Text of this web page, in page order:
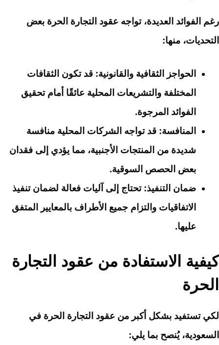
رغم الفوائد العديدة، تواجه عقود التجارة الحرة بعض
التحديات، منها:
الحواجز الثقافية والقانونية: قد تكون الثقافات
المختلفة والتشريعات المحلية عائقًا أمام تحقيق
الفوائد المرجوة.
المنافسة: قد تواجه الشركات المحلية منافسة
شديدة من المنتجات الأجنبية، مما يؤدي إلى فقدان
بعض الحصص السوقية.
ضمان التنفيذ: تحتاج إلى آليات فعالة لضمان تنفيذ
الاتفاقيات والتزام جميع الأطراف بالمعايير المتفق
عليها.
كيفية الاستفادة من عقود التجارة
الحرة
لكي تستفيد بشكل أكبر من عقود التجارة الحرة في
السعودية، يُنصح بما يلي: